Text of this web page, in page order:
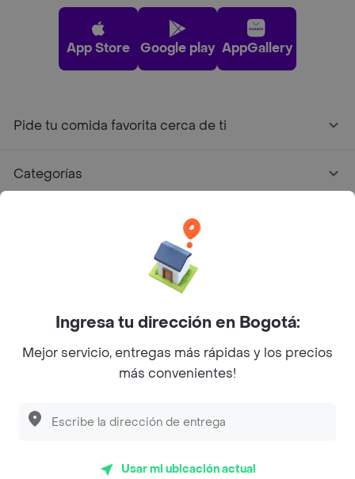
App Store Google play AppGallery
Pide tu comida favorita cerca de ti
Categorías
Facebook
Twitter
Instagram
©2026Rappi Inc. All rights reserved.
Ingresa tu dirección en Bogotá:
Mejor servicio, entregas más rápidas y los precios
más convenientes!
Usar mi ubicación actual